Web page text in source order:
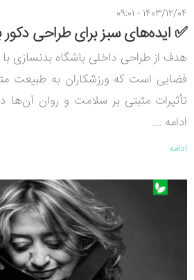
1403/12/04 - 09:01
✅ ایده‌های سبز برای طراحی دکور
هدف از طراحی داخلی باشگاه بدنسازی با
فضایی است که ورزشکاران به طبیعت
تأثیرات مثبتی بر سلامت و روان آن‌ها
ادامه ...
ادامه